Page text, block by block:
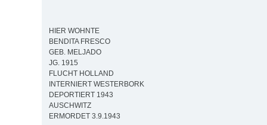
HIER WOHNTE
BENDITA FRESCO
GEB. MELJADO
JG. 1915
FLUCHT HOLLAND
INTERNIERT WESTERBORK
DEPORTIERT 1943
AUSCHWITZ
ERMORDET 3.9.1943